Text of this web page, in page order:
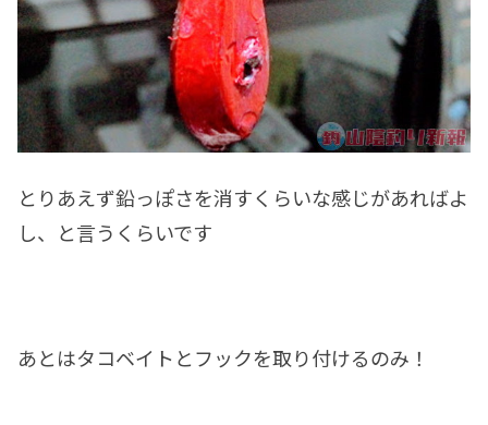
とりあえず鉛っぽさを消すくらいな感じがあればよ
し、と言うくらいです
あとはタコベイトとフックを取り付けるのみ！